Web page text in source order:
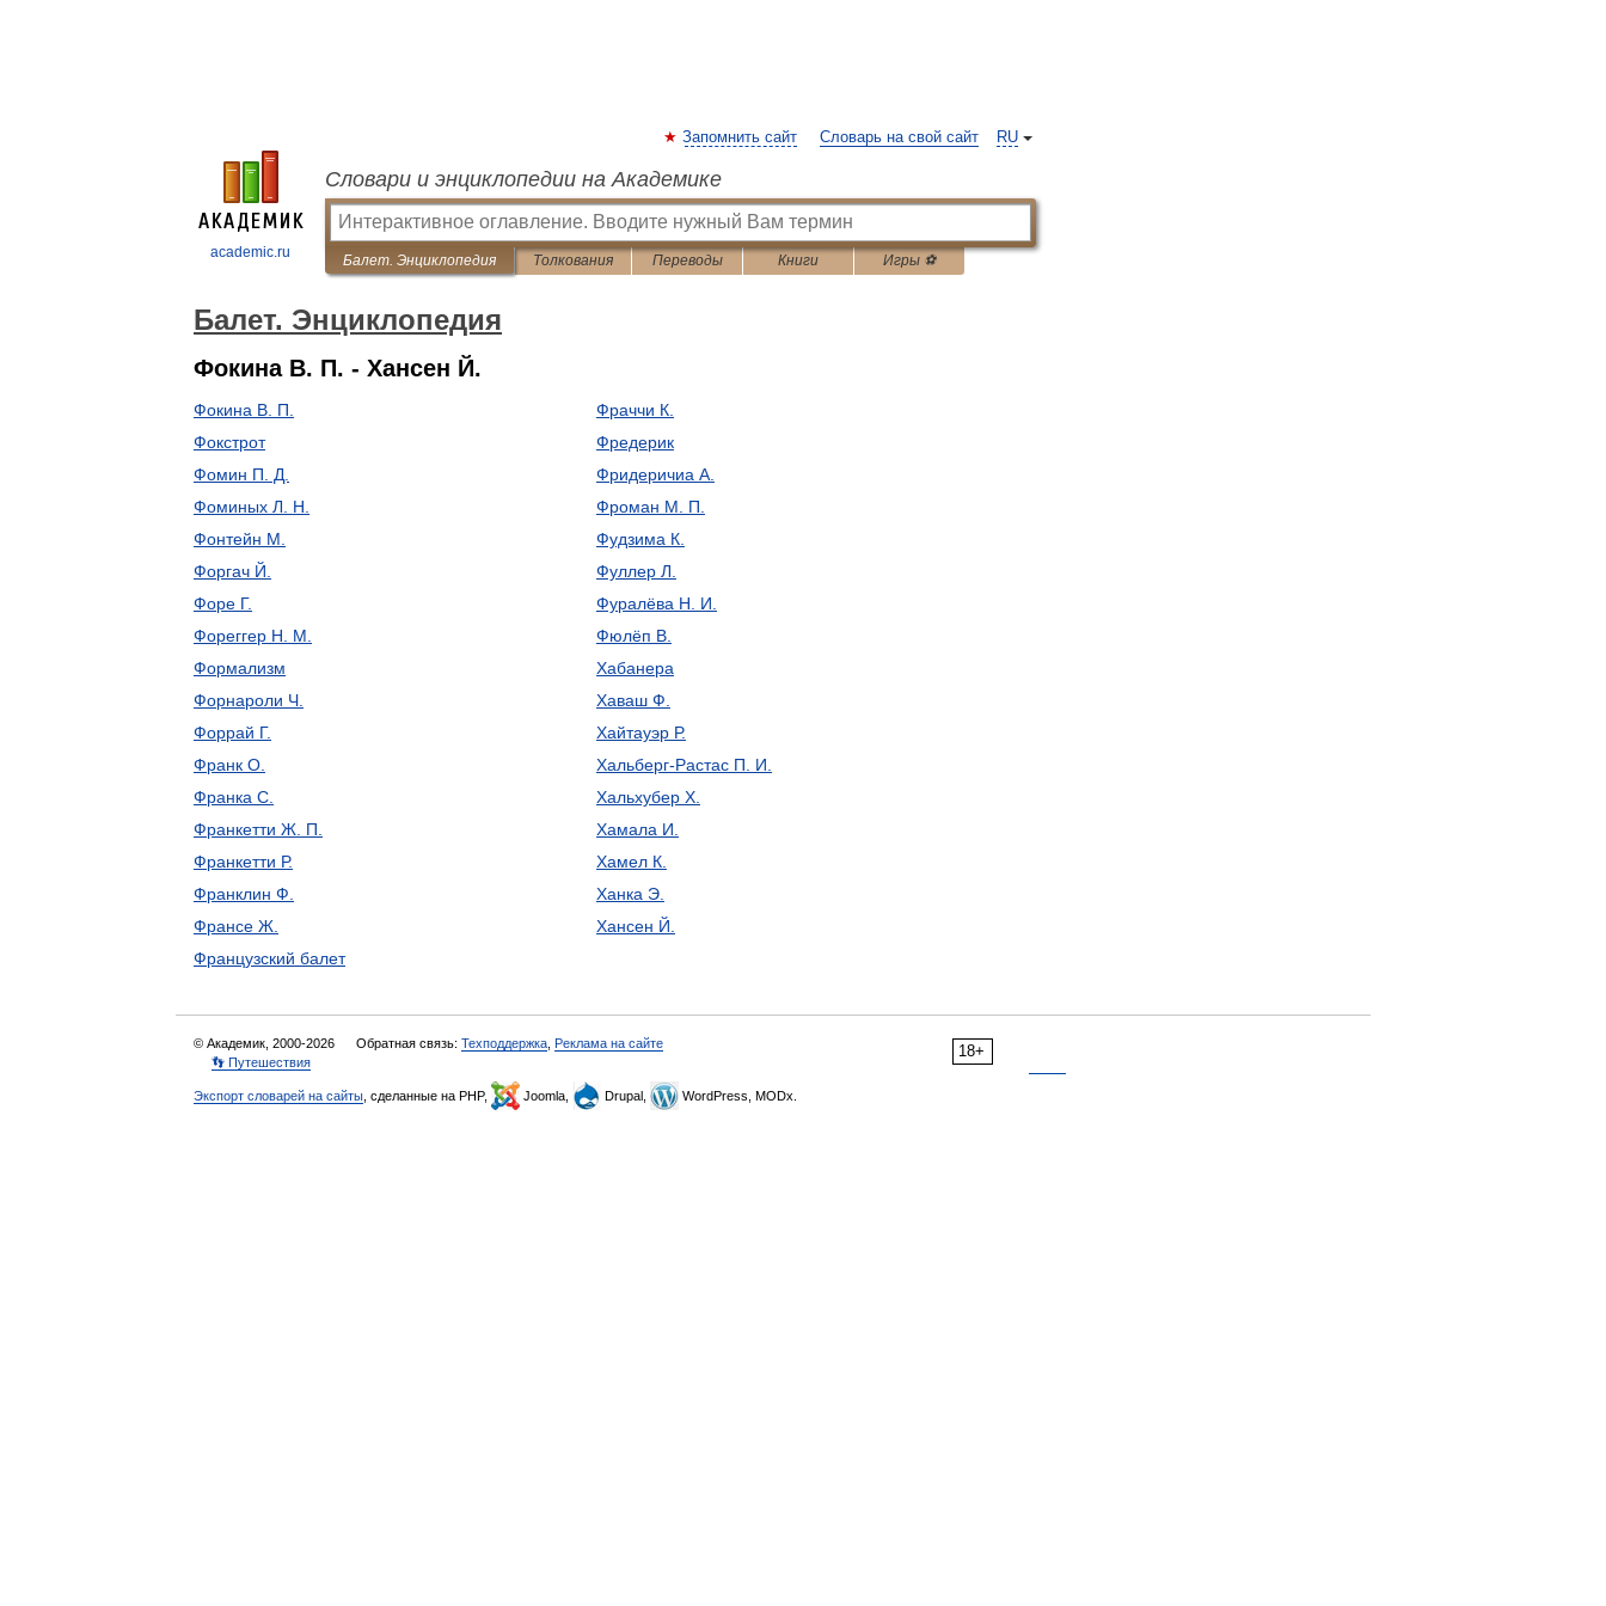
academic.ru
RU
Запомнить сайт Словарь на свой сайт
Словари и энциклопедии на Академике
Балет. Энциклопедия Толкования Переводы Книги Игры ⚽
Балет. Энциклопедия
Фокина В. П. - Хансен Й.
Фокина В. П.
Фокстрот
Фомин П. Д.
Фоминых Л. Н.
Фонтейн М.
Форгач Й.
Форе Г.
Фореггер Н. М.
Формализм
Форнароли Ч.
Форрай Г.
Франк О.
Франка С.
Франкетти Ж. П.
Франкетти Р.
Франклин Ф.
Франсе Ж.
Французский балет
Фраччи К.
Фредерик
Фридеричиа А.
Фроман М. П.
Фудзима К.
Фуллер Л.
Фуралёва Н. И.
Фюлёп В.
Хабанера
Хаваш Ф.
Хайтауэр Р.
Хальберг-Растас П. И.
Хальхубер Х.
Хамала И.
Хамел К.
Ханка Э.
Хансен Й.
18+
© Академик, 2000-2026 Обратная связь: Техподдержка Реклама на сайте
👣 Путешествия
Экспорт словарей на сайты , сделанные на PHP, Joomla, Drupal, WordPress, MODx.